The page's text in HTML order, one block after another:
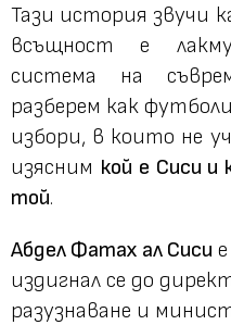
Тази история звучи
всъщност е
система на
разберем как
избори, в които не
изясним кой е Сиси и
той.
Абдел Фатах ал Сиси
издигнал се до
разузнаване и